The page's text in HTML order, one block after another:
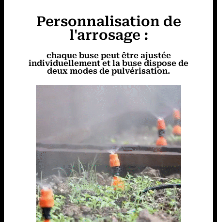
Personnalisation de
l'arrosage :
chaque buse peut être ajustée
individuellement et la buse dispose de
deux modes de pulvérisation.